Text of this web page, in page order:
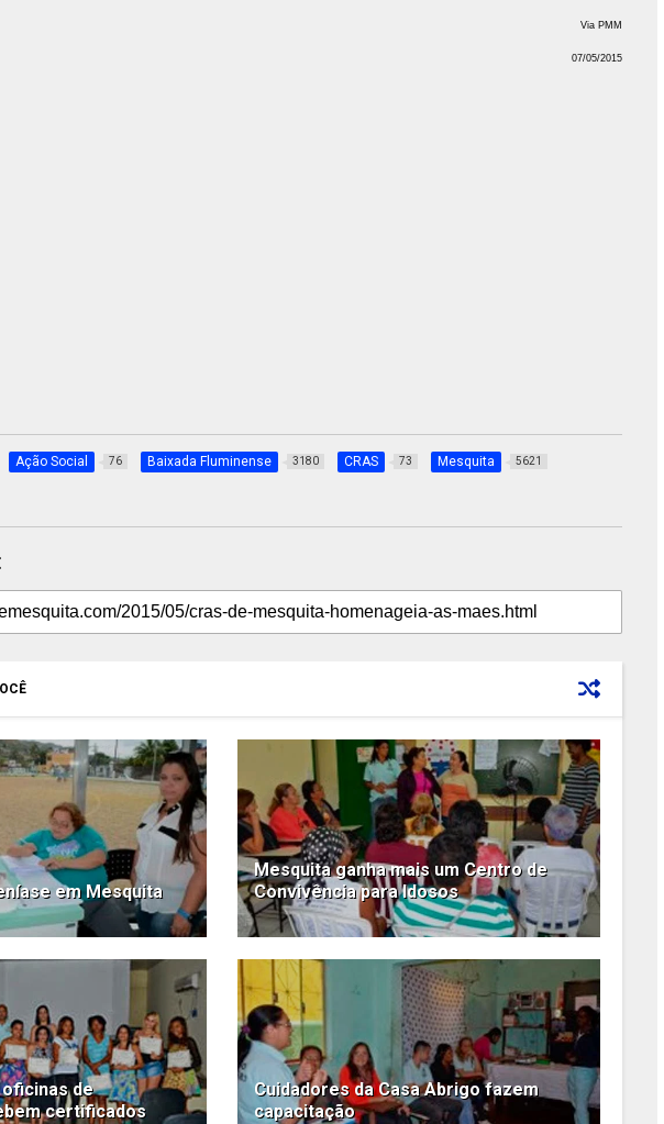
Via PMM
07/05/2015
Ação Social 76 Baixada Fluminense 3180 CRAS 73 Mesquita 5621
em Mesquita
Mesquita ganha mais um Centro de
Convivência para Idosos
de
certificados
Cuidadores da Casa Abrigo fazem
capacitação